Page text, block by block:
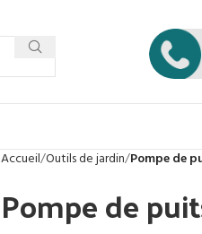
Accueil Outils de jardin Pompe de
Pompe de